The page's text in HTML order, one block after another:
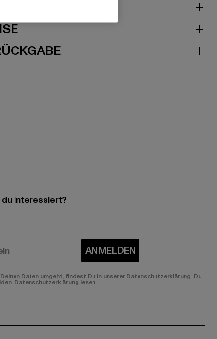
interessiert?
ANMELDEN
Daten umgeht, findest Du in unserer Datenschutzerklärung. Du
Datenschutzerklärung lesen.